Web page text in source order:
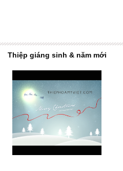
Thiệp giáng sinh & năm mới